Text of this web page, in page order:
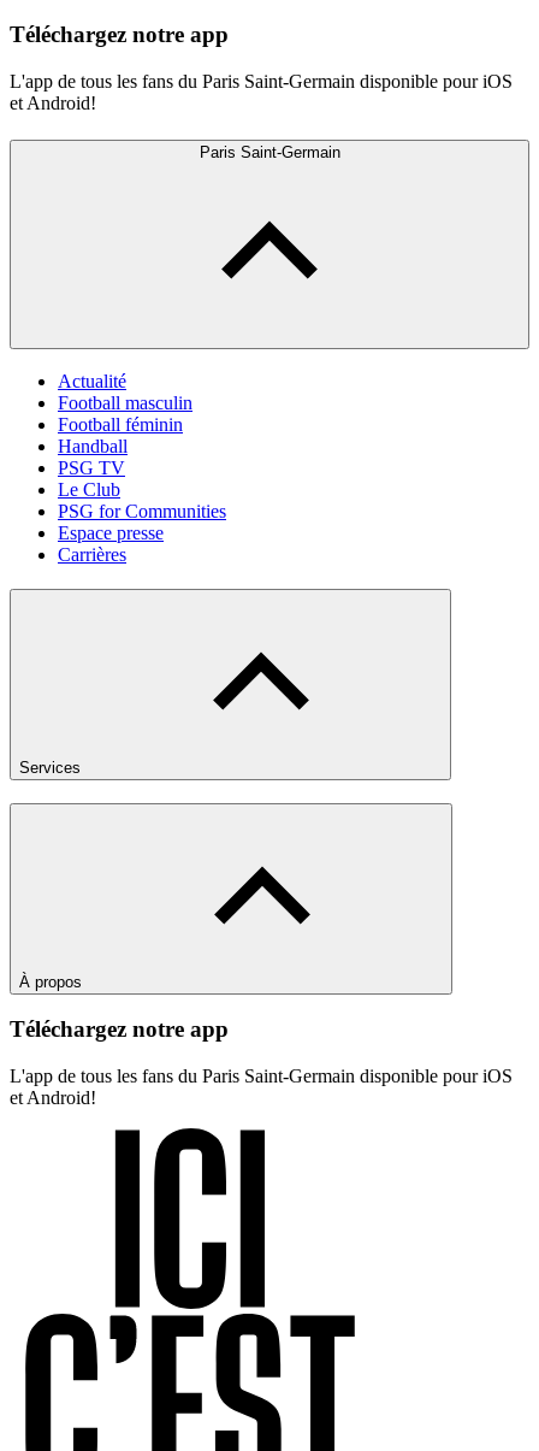
Téléchargez notre app
L'app de tous les fans du Paris Saint-Germain disponible pour iOS
et Android!
Paris Saint-Germain
Actualité
Football masculin
Football féminin
Handball
PSG TV
Le Club
PSG for Communities
Espace presse
Carrières
Services
À propos
Téléchargez notre app
L'app de tous les fans du Paris Saint-Germain disponible pour iOS
et Android!